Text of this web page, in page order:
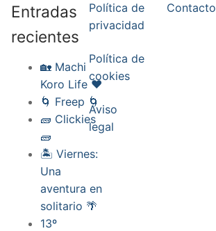
Entradas
recientes
🏡 Machi
Koro Life ❤️
🌀 Freep 🌀
🧱 Clickies
🧱
🏝️ Viernes:
Una
aventura en
solitario 🌴
13º
Política de
privacidad
Política de
cookies
Aviso
legal
Contacto